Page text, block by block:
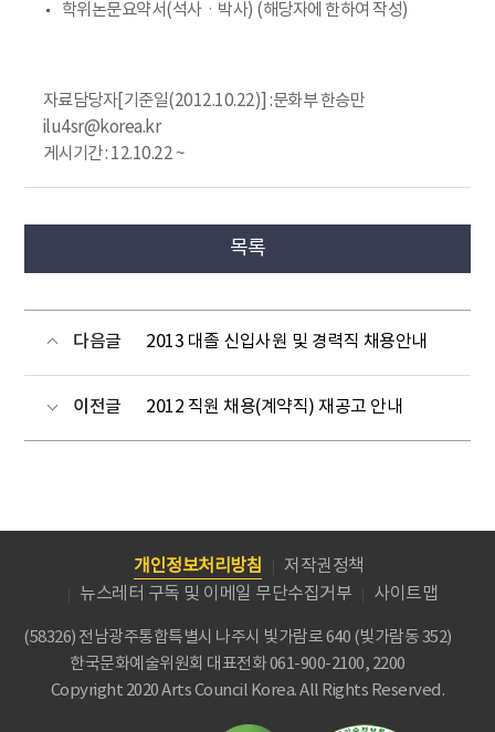
학위논문요약서(석사ㆍ박사) (해당자에 한하여 작성)
자료담당자[기준일(2012.10.22)] :문화부 한승만
ilu4sr@korea.kr
게시기간 : 12.10.22 ~
목록
다음글 2013 대졸 신입사원 및 경력직 채용안내
이전글 2012 직원 채용(계약직) 재공고 안내
개인정보처리방침
저작권정책
뉴스레터 구독 및 이메일 무단수집거부
사이트맵
(58326) 전남광주통합특별시 나주시 빛가람로 640 (빛가람동 352)
한국문화예술위원회 대표전화 061-900-2100, 2200
Copyright 2020 Arts Council Korea. All Rights Reserved.